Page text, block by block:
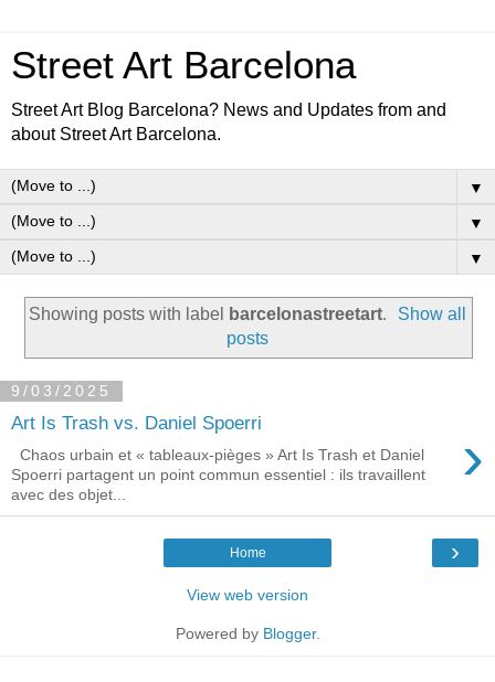
Street Art Barcelona
Street Art Blog Barcelona? News and Updates from and
about Street Art Barcelona.
▼
▼
▼
Showing posts with label barcelonastreetart.
Show all
posts
9/03/2025
Art Is Trash vs. Daniel Spoerri ›
Chaos urbain et « tableaux-pièges » Art Is Trash et Daniel
Spoerri partagent un point commun essentiel : ils travaillent
avec des objet...
›
Home
View web version
Powered by Blogger.